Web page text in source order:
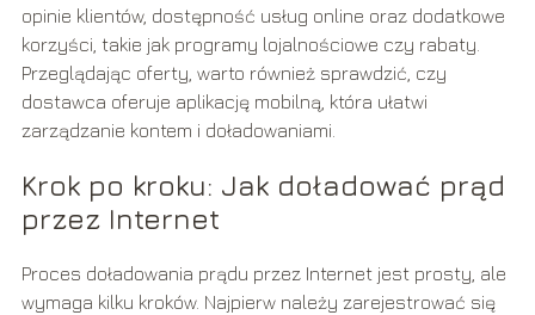
opinie klientów, dostępność usług online oraz dodatkowe
korzyści, takie jak programy lojalnościowe czy rabaty.
Przeglądając oferty, warto również sprawdzić, czy
dostawca oferuje aplikację mobilną, która ułatwi
zarządzanie kontem i doładowaniami.
Krok po kroku: Jak doładować prąd
przez Internet
Proces doładowania prądu przez Internet jest prosty, ale
wymaga kilku kroków. Najpierw należy zarejestrować się